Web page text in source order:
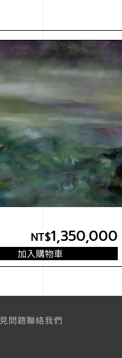
NT$1,350,000
加入購物車
問題聯絡我們